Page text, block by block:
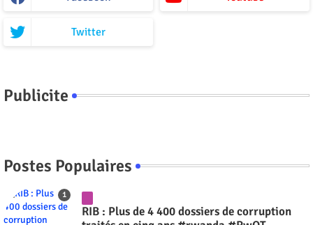
Twitter
Publicite
Postes Populaires
RIB : Plus de 4 400 dossiers de corruption